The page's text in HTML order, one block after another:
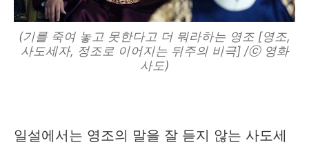
(기를 죽여 놓고 못한다고 더 뭐라하는 영조 [영조,
사도세자, 정조로 이어지는 뒤주의 비극] /ⓒ 영화
사도)
일설에서는 영조의 말을 잘 듣지 않는 사도세